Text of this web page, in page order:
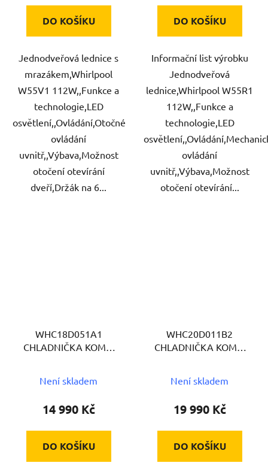
DO KOŠÍKU
Jednodveřová lednice s
mrazákem,Whirlpool
W55V1 112W,,Funkce a
technologie,LED
osvětlení,,Ovládání,Otočné
ovládání
uvnitř,,Výbava,Možnost
otočení otevírání
dveří,Držák na 6...
DO KOŠÍKU
Informační list výrobku
Jednodveřová
lednice,Whirlpool W55R1
112W,,Funkce a
technologie,LED
ovládání
uvnitř,,Výbava,Možnost
otočení otevírání...
WHC18D051A1
CHLADNIČKA KOMBI
Není skladem
14 990 Kč
DO KOŠÍKU
WHC20D011B2
CHLADNIČKA KOMBI
Není skladem
19 990 Kč
DO KOŠÍKU